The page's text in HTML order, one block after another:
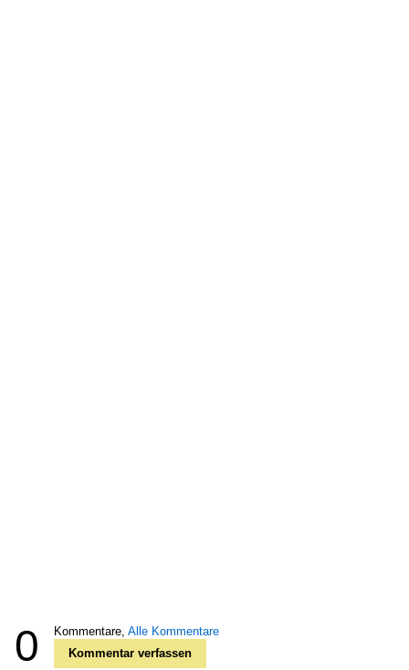
0 Kommentare, Alle Kommentare
Kommentar verfassen